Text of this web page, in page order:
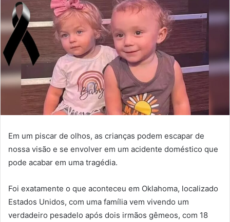
Em um piscar de olhos, as crianças podem escapar de
nossa visão e se envolver em um acidente doméstico que
pode acabar em uma tragédia.
Foi exatamente o que aconteceu em Oklahoma, localizado
Estados Unidos, com uma família vem vivendo um
verdadeiro pesadelo após dois irmãos gêmeos, com 18